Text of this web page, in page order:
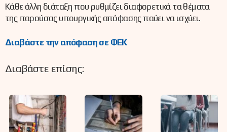
Κάθε άλλη διάταξη που ρυθμίζει διαφορετικά τα θέματα
της παρούσας υπουργικής απόφασης παύει να ισχύει.
Διαβάστε την απόφαση σε ΦΕΚ
Διαβάστε επίσης: